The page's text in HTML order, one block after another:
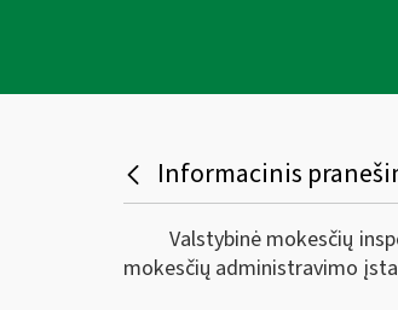
Informacinis
Valstybinė mokesčių
mokesčių administravimo